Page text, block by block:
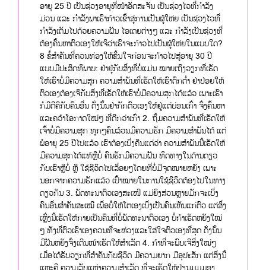
ອາຍຸ 25 ປີ ເປັນຊ່ວງອາຍຸທີ່ໜ້າອັດສະຈັນ ເປັນຊ່ວງໄວທີ່ກຳລັງ
ມ່ວນ ແລະ ກຳລັງພາເຮົາກ້າວເຂົ້າສູ່ການເປັນຜູ້ໃຫ່ຍ ເປັນຊ່ວງໄວທີ່
ກຳລັງເຕັມໄປດ້ວຍຄວາມຝັນ ໄອເດຍຕ່າງໆ ແລະ ກຳລັງເປັນຊ່ວງທີ່
ຕ້ອງຄົ້ນຫາຕົວເອງໃຫ້ເຈິວ່າເຮົາຈະກ້າວໄປເປັນຜູ້ໃຫ່ຍໃນແບບໃດ?
8 ຂໍ້ສຳຄັນທີ່ຄວນທ່ອງໃຫ້ຂຶ້ນໃຈກ່ອນຈະກ້າວໄປສູ່ອາຍຸ 30 ປີ
ແບບມີປະສິດທິພາບ: ຢ່າຢູ່ກັບສິ່ງທີ່ບໍ່ແມ່ນ ໝາຍເຖິງວຽກທີ່ເຮັດ
ໃຫ້ເຮົາບໍ່ມີຄວາມສຸກ ຄວາມສຳພັນທີ່ເຮັດໃຫ້ເຮົາຕົກຕໍ່າ ຢ່າປ່ອຍໃຫ້
ຕົວເອງຕ້ອງເຈິກັບສິ່ງທີ່ເຮັດໃຫ້ເຮົາບໍ່ມີຄວາມສຸກໄດ້ແລ້ວ ເພາະເຮົາ
ກໍມີດີຄືກັບຄົນອື່ນ ດັ່ງນັ້ນຢ່າກັກຕົວເອງໃຫ້ຢູ່ແຕ່ບ່ອນເກົ່າ ຈົ່ງຄົ້ນຫາ
ແລະຄວ້າໂອກາດໃໝ່ໆ ທີ່ດີກວ່າເກົ່າ 2. ຖິ້ມຄວາມສຳພັນທີ່ເຮັດໃຫ້
ເຈົ້າບໍ່ມີຄວາມສຸກ ທຸກໆຄົນລ້ວນມີຄວາມຮັກ ມີຄວາມສຳພັນໄດ້ ແຕ່
ພໍອາຍຸ 25 ປີໄປແລ້ວ ເຮົາຕ້ອງເບິ່ງຄືນແດ່ວ່າ ຄວາມສຳພັນນີ້ເຮັດໃຫ້
ມີຄວາມສຸກໄດ້ແທ້ຫຼືບໍ່ ຄົນຮັກມີຄວາມຝັນ ທິດທາງໃນດ້ານດຽວ
ກັບເຮົາຫຼືບໍ່ ຫຼື ໃຊ້ຊີວິດໄປເລື່ອຍໆໂດຍທີ່ບໍ່ມີຈຸດໝາຍຫຍັງ ເພາະ
ນອກຈາກຄວາມຮັກແລ້ວ ເປົ້າໝາຍໃນການໃຊ້ຊີວິດຕ້ອງໄປໃນທາງ
ດຽວກັນ 3. ພັດທະນາຕົວເອງສະເໜີ ແມ່ຍິງສ່ວນຫຼາຍມັກຈະເບິ່ງ
ຄົນອື່ນສຳຄັນສະເໝີ ເພື່ອບໍ່ໃຫ້ໂຕເອງເບິ່ງເປັນຄົນເຫັນແກ່ຕົວ ແຕ່ສິ່ງ
ເຫຼົ່ງນີ້ເຮັດໃຫ້ກາຍເປັນຄົນທີ່ບໍ່ພັດທະນາຕົວເອງ ບໍ່ກ້າເຮັດຫຍັງໃໝ່
ໆ ທັງທີ່ຕົວເຮົາເອງຄວນທີ່ຈະຫ່ວງແລະໃສ່ໃຈຕົວເອງທີ່ສຸດ ດັ່ງນັ້ນ
ມີຝັນຫຍັງຈົ່ງເດີນໜ້າເຮັດໃຫ້ສຳເລັດ 4. ກ້າທີ່ຈະພົບເຈີສິ່ງໃໝ່ໆ
ເມື່ອໄດ້ຮັບວຽກທີ່ສຳຄັນກັບຊີວິດ ມີຄວາມຍາກ ມີອຸປະສັກ ແຕ່ສິ່ງນີ້